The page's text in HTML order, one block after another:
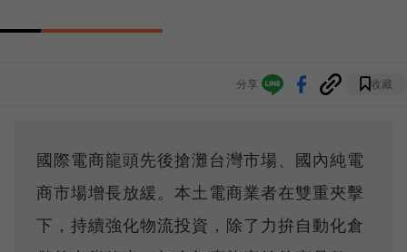
分享 收藏
國際電商龍頭先後搶灘台灣市場、國內純電
商市場增長放緩。本土電商業者在雙重夾擊
下，持續強化物流投資，除了力拚自動化倉